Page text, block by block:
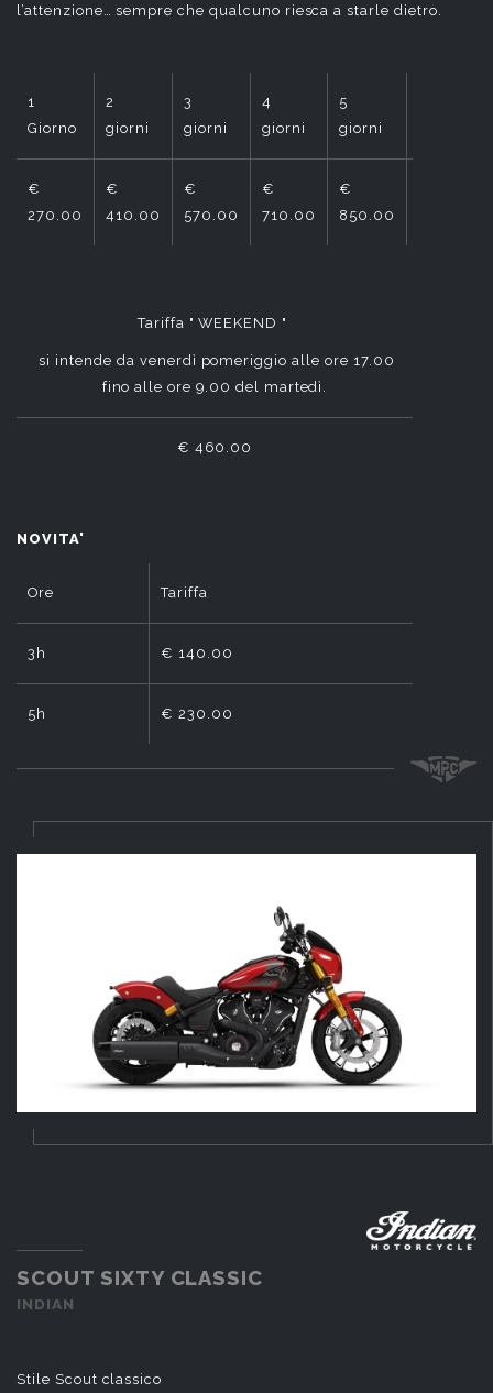
l’attenzione… sempre che qualcuno riesca a starle dietro.
1
Giorno
2
giorni
3
giorni
4
giorni
5
giorni
€
270.00
€
410.00
€
570.00
€
710.00
€
850.00
Tariffa " WEEKEND "
si intende da venerdì pomeriggio alle ore 17.00
fino alle ore 9.00 del martedì.
€ 460.00
NOVITA'
Ore Tariffa
3h € 140.00
5h € 230.00
SCOUT SIXTY CLASSIC
INDIAN
Stile Scout classico